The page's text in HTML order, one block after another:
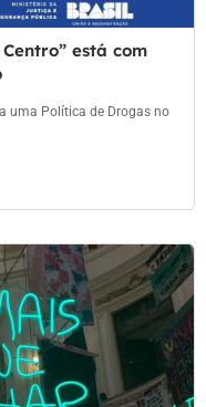
está com
uma Política de Drogas no